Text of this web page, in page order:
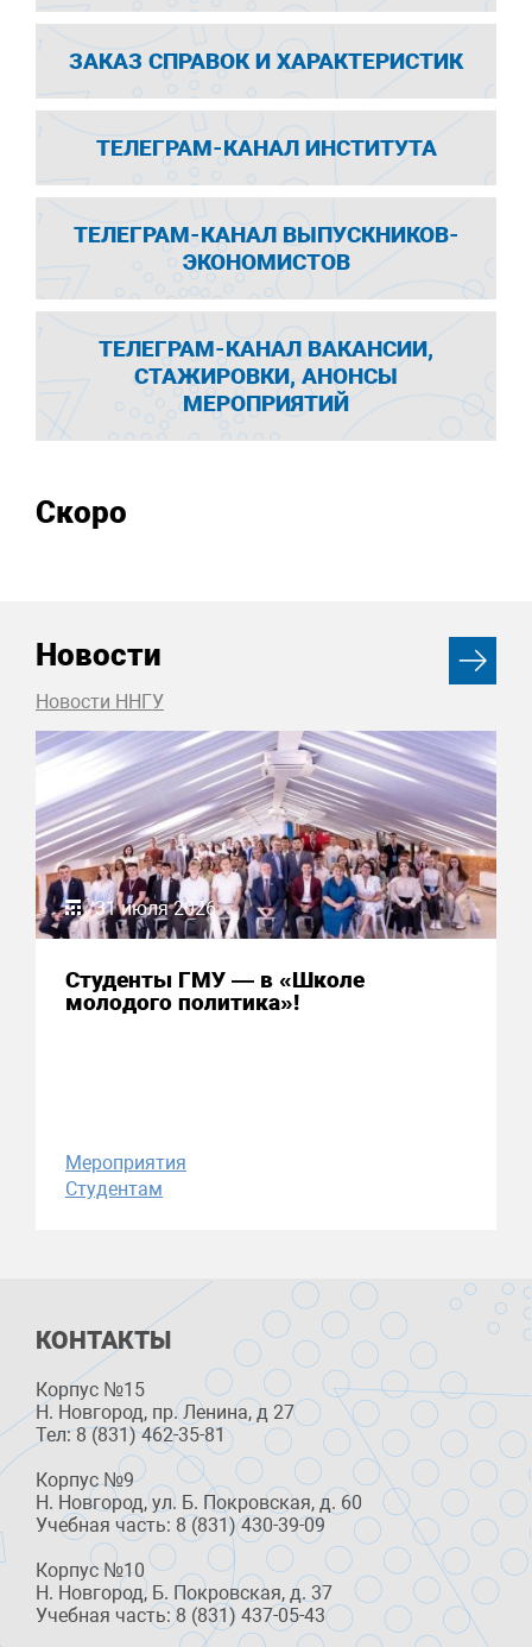
ЗАКАЗ СПРАВОК И ХАРАКТЕРИСТИК
ТЕЛЕГРАМ-КАНАЛ ИНСТИТУТА
ТЕЛЕГРАМ-КАНАЛ ВЫПУСКНИКОВ-
ЭКОНОМИСТОВ
ТЕЛЕГРАМ-КАНАЛ ВАКАНСИИ,
СТАЖИРОВКИ, АНОНСЫ
МЕРОПРИЯТИЙ
Скоро
Новости
Новости ННГУ
31 июля 2026
Студенты ГМУ — в «Школе
молодого политика»!
Мероприятия
Студентам
КОНТАКТЫ
Корпус №15
Н. Новгород, пр. Ленина, д 27
Тел: 8 (831) 462-35-81
Корпус №9
Н. Новгород, ул. Б. Покровская, д. 60
Учебная часть: 8 (831) 430-39-09
Корпус №10
Н. Новгород, Б. Покровская, д. 37
Учебная часть: 8 (831) 437-05-43